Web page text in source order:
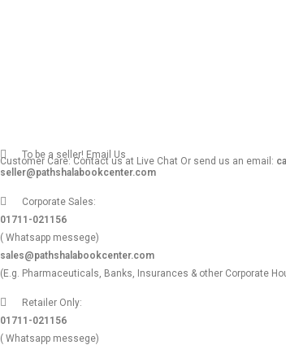
Customer Care: Contact us at Live Chat Or send us an email:
To be a seller! Email Us
seller@pathshalabookcenter.com
Corporate Sales:
01711-021156
( Whatsapp messege)
sales@pathshalabookcenter.com
(E.g. Pharmaceuticals, Banks, Insurances & other Corporate
Retailer Only:
01711-021156
( Whatsapp messege)